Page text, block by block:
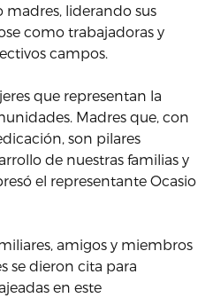
liderando sus
como trabajadoras y
campos.
que representan la
Madres que, con
son pilares
de nuestras familias y
el representante Ocasio
amigos y miembros
se dieron cita para
en este